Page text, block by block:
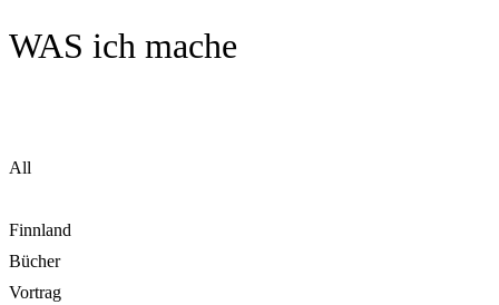
WAS ich mache
All
Finnland
Bücher
Vortrag